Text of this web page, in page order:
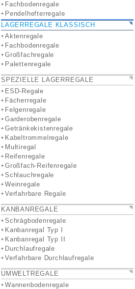
Fachbodenregale
Pendelhefterregale
LAGERREGALE KLASSISCH
Aktenregale
Fachbodenregale
Großfachregale
Palettenregale
SPEZIELLE LAGERREGALE
ESD-Regale
Fächerregale
Felgenregale
Garderobenregale
Getränkekistenregale
Kabeltrommelregale
Multiregal
Reifenregale
Großfach-Reifenregale
Schlauchregale
Weinregale
Verfahrbare Regale
KANBANREGALE
Schrägbodenregale
Kanbanregal Typ I
Kanbanregal Typ II
Durchlaufregale
Verfahrbare Durchlaufregale
UMWELTREGALE
Wannenbodenregale